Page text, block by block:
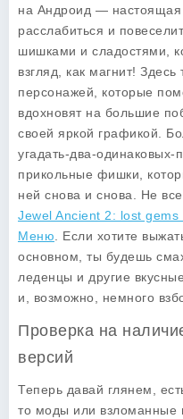
на Андроид — настоящая
расслабиться и
шишками и сладостями,
взгляд, как магнит!
персонажей, которые
вдохновят на большие
своей яркой графикой.
угадать-два-одинаковых-
прикольные фишки,
ней снова и снова. Не
Jewel Ancient 2: lost
Меню . Если хотите
основном, ты будешь
леденцы и другие
и, возможно, немного
Проверка на
версий
Теперь давай глянем,
то моды или взломанные